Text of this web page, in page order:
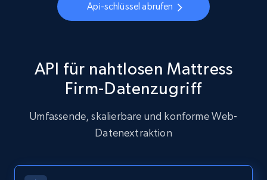
Api-schlüssel abrufen
API für nahtlosen Mattress
Firm-Datenzugriff
Umfassende, skalierbare und konforme Web-
Datenextraktion